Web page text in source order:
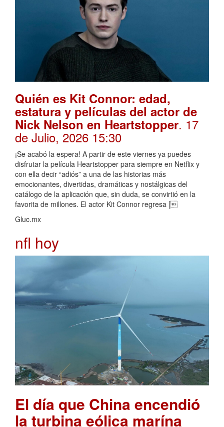
Quién es Kit Connor: edad,
estatura y películas del actor de
Nick Nelson en Heartstopper. 17
de Julio, 2026 15:30
¡Se acabó la espera! A partir de este viernes ya puedes
disfrutar la película Heartstopper para siempre en Netflix y
con ella decir “adiós” a una de las historias más
emocionantes, divertidas, dramáticas y nostálgicas del
catálogo de la aplicación que, sin duda, se convirtió en la
favorita de millones. El actor Kit Connor regresa [
Gluc.mx
nfl hoy
El día que China encendió
la turbina eólica marína